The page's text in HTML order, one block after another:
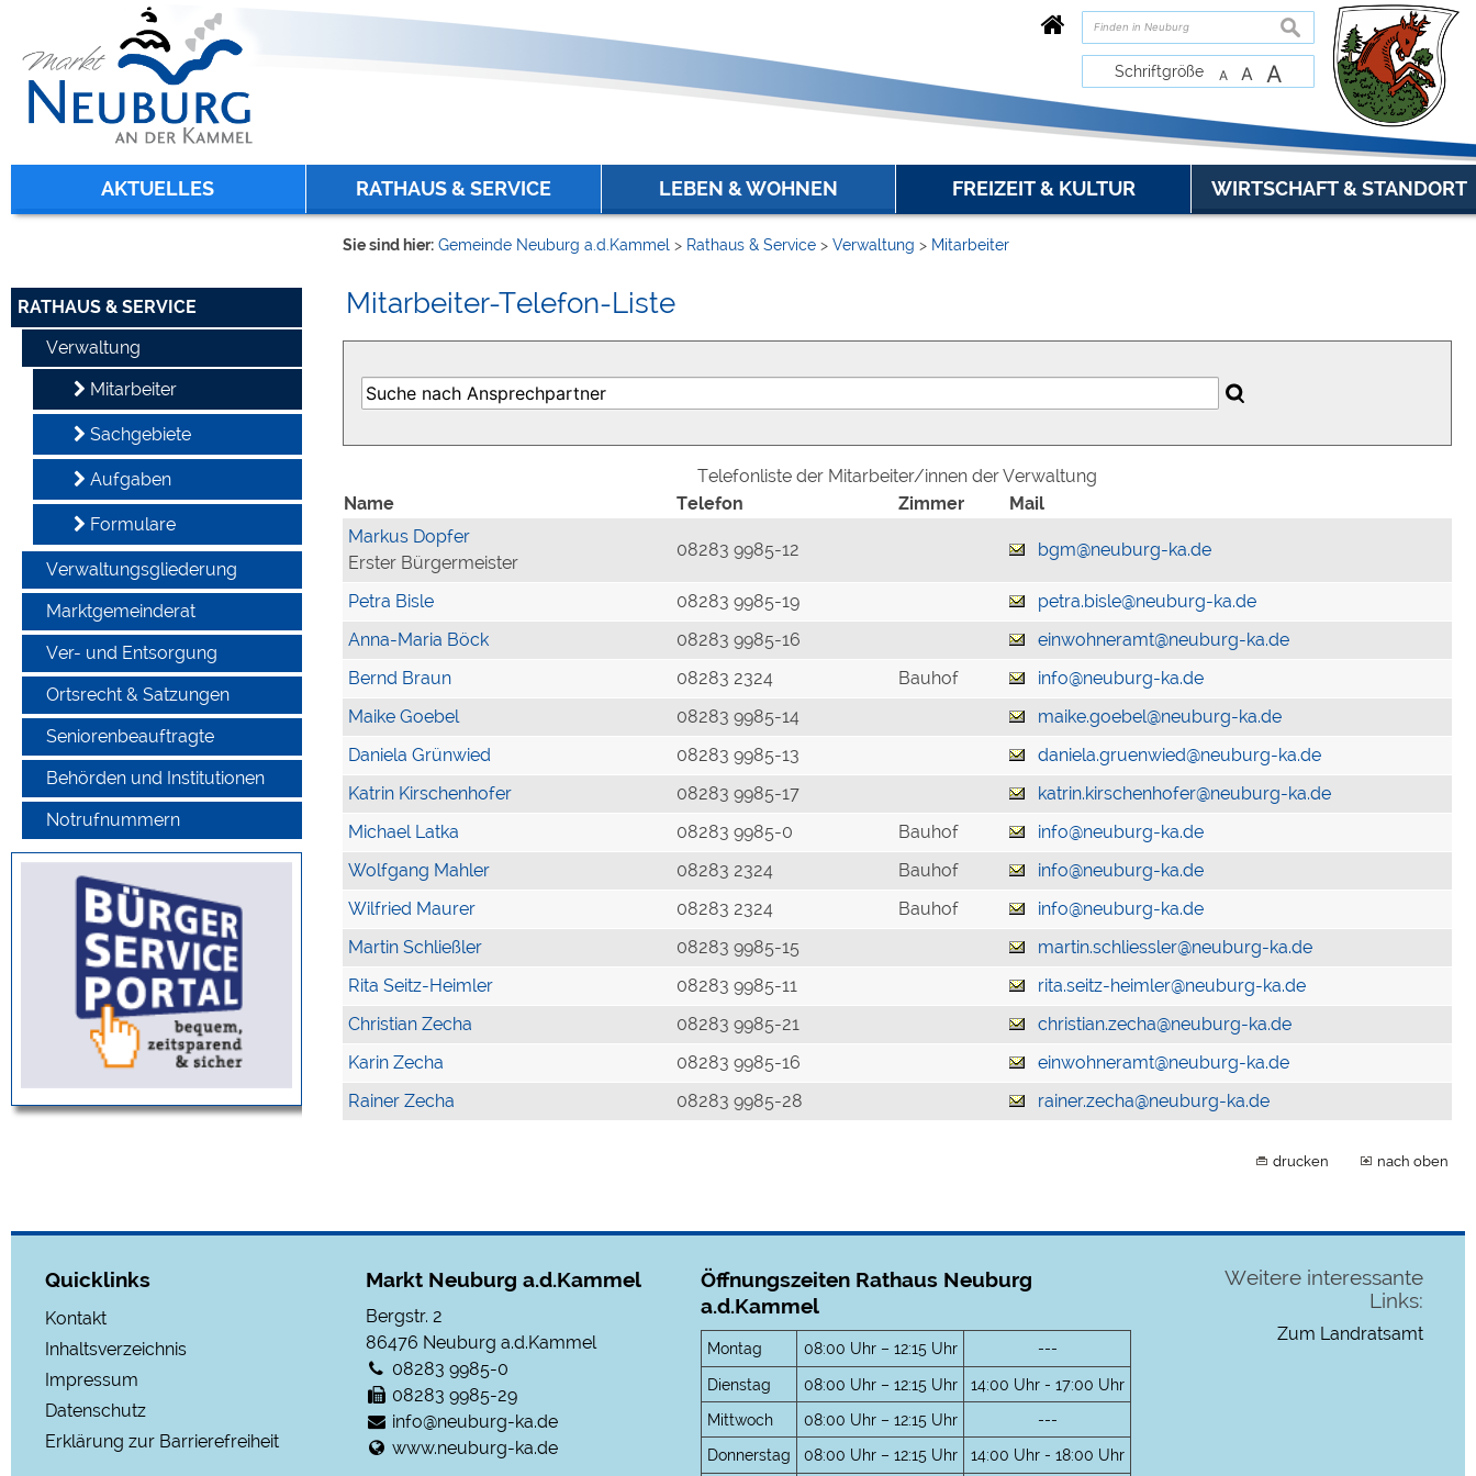
zur Navigation oder zur Startseitespringen.
suchen
Schriftgröße A A A
AKTUELLES RATHAUS & SERVICE LEBEN & WOHNEN FREIZEIT & KULTUR WIRTSCHAFT & STANDORT
RATHAUS & SERVICE
Verwaltung
Mitarbeiter
Sachgebiete
Aufgaben
Formulare
Verwaltungsgliederung
Marktgemeinderat
Ver- und Entsorgung
Ortsrecht & Satzungen
Seniorenbeauftragte
Behörden und Institutionen
Notrufnummern
Sie sind hier: Gemeinde Neuburg a.d.Kammel > Rathaus & Service > Verwaltung > Mitarbeiter
Mitarbeiter-Telefon-Liste
Telefonliste der Mitarbeiter/innen der Verwaltung
Name
Telefon Zimmer
Mail
Markus Dopfer
Erster Bürgermeister
08283 9985-12 bgm@neuburg-ka.de
Petra Bisle 08283 9985-19
petra.bisle@neuburg-ka.de
Anna-Maria Böck
08283 9985-16
einwohneramt@neuburg-ka.de
Bernd Braun
08283 2324 Bauhof
info@neuburg-ka.de
Maike Goebel
08283 9985-14
maike.goebel@neuburg-ka.de
Daniela Grünwied
08283 9985-13
daniela.gruenwied@neuburg-ka.de
Katrin Kirschenhofer
08283 9985-17
katrin.kirschenhofer@neuburg-ka.de
Michael Latka
08283 9985-0 Bauhof
info@neuburg-ka.de
Wolfgang Mahler
08283 2324 Bauhof
info@neuburg-ka.de
Wilfried Maurer
08283 2324 Bauhof
info@neuburg-ka.de
Martin Schließler
08283 9985-15
martin.schliessler@neuburg-ka.de
Rita Seitz-Heimler
08283 9985-11
rita.seitz-heimler@neuburg-ka.de
Christian Zecha
08283 9985-21
christian.zecha@neuburg-ka.de
Karin Zecha
08283 9985-16
einwohneramt@neuburg-ka.de
Rainer Zecha
08283 9985-28 rainer.zecha@neuburg-ka.de
drucken nach oben
Quicklinks
Kontakt
Inhaltsverzeichnis
Impressum
Datenschutz
Erklärung zur Barrierefreiheit
Markt Neuburg a.d.Kammel
Bergstr. 2
86476 Neuburg a.d.Kammel
08283 9985-0
08283 9985-29
info@neuburg-ka.de
www.neuburg-ka.de
Öffnungszeiten Rathaus Neuburg
a.d.Kammel
Montag 08:00 Uhr – 12:15 Uhr
---
Dienstag
08:00 Uhr – 12:15 Uhr
14:00 Uhr - 17:00 Uhr
Mittwoch
08:00 Uhr – 12:15 Uhr
---
Donnerstag
08:00 Uhr – 12:15 Uhr 14:00 Uhr - 18:00 Uhr
Weitere interessante
Links:
Zum Landratsamt